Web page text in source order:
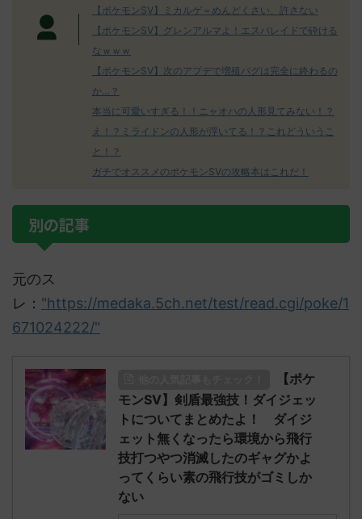
【ポケモンSV】ミカルゲ＝めんどくさい、許さない
【ポケモンSV】グレンアルマよ！エスバレイドで砕ける
なｗｗｗ
【ポケモンSV】次のアプデで増殖バグは完全に終わるの
か…？
本当に可愛いすぎる！！ニャオハの人形見てみない！？
え！？ミライドンの人形が浮いてる！？これどういうこ
と！？
ガチでオススメのポケモンSVの攻略本はこれだ！
別の記事
元のス
レ： "https://medaka.5ch.net/test/read.cgi/poke/1
671024222/"
【ポケ
モンSV】剣盾最強技！ダイジェッ
トについてまとめたよ！ ダイジ
ェット無くなったら環境から飛行
技打つやつ消滅したのギャグかよ
ってくらい素の飛行技がゴミしか
ない